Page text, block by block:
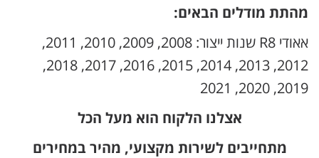
מהתת מודלים הבאים:
אאודי R8 שנות ייצור: 2008, 2009, 2010, 2011,
2012, 2013, 2014, 2015, 2016, 2017, 2018,
2019, 2020, 2021
אצלנו הלקוח הוא מעל הכל
מתחייבים לשירות מקצועי, מהיר במחירים